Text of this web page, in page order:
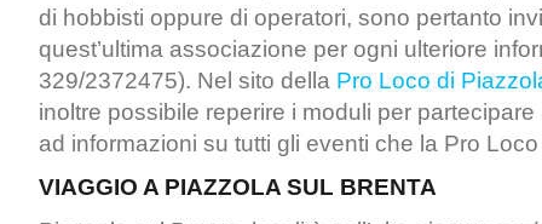
di hobbisti oppure di operatori, sono pertanto
quest’ultima associazione per ogni ulteriore
329/2372475). Nel sito della Pro Loco di
inoltre possibile reperire i moduli per
ad informazioni su tutti gli eventi che la Pro
VIAGGIO A PIAZZOLA SUL BRENTA